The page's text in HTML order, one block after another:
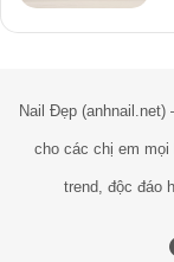
Nail Đẹp (anhnail.net)
cho các chị em
trend, độc đáo